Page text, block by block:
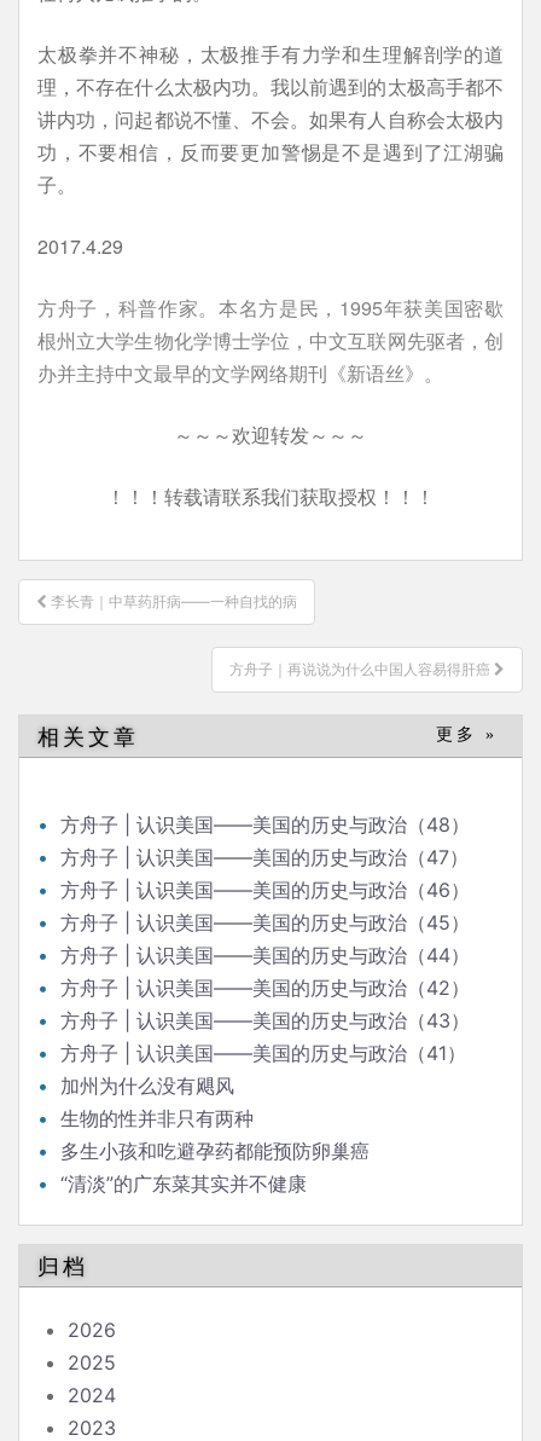
太极拳并不神秘，太极推手有力学和生理解剖学的道
理，不存在什么太极内功。我以前遇到的太极高手都不
讲内功，问起都说不懂、不会。如果有人自称会太极内
功，不要相信，反而要更加警惕是不是遇到了江湖骗
子。
2017.4.29
方舟子，科普作家。本名方是民，1995年获美国密歇
根州立大学生物化学博士学位，中文互联网先驱者，创
办并主持中文最早的文学网络期刊《新语丝》。
～～～欢迎转发～～～
！！！转载请联系我们获取授权！！！
文
章
李长青｜中草药肝病——一种自找的病
方舟子｜再说说为什么中国人容易得肝癌
相关文章 更多 »
方舟子 | 认识美国——美国的历史与政治（48）
方舟子 | 认识美国——美国的历史与政治（47）
方舟子 | 认识美国——美国的历史与政治（46）
方舟子 | 认识美国——美国的历史与政治（45）
方舟子 | 认识美国——美国的历史与政治（44）
方舟子 | 认识美国——美国的历史与政治（42）
方舟子 | 认识美国——美国的历史与政治（43）
方舟子 | 认识美国——美国的历史与政治（41）
加州为什么没有飓风
生物的性并非只有两种
多生小孩和吃避孕药都能预防卵巢癌
“清淡”的广东菜其实并不健康
归档
2026
2025
2024
2023